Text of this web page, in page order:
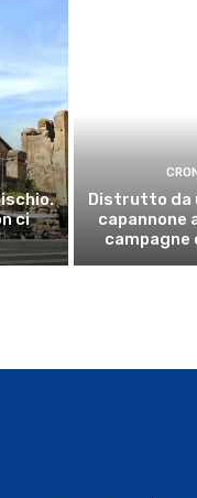
ci
Distrutto da
capannone
campagne